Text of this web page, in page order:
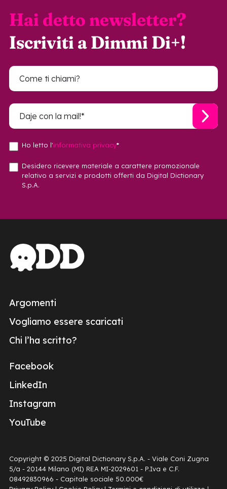
Hai detto newsletter?
Iscriviti a Dimmi Di+!
Ho letto l'informativa privacy*
Desidero ricevere materiale a carattere promozionale
relativo a servizi e prodotti offerti da Digital Dictionary
S.p.A.
Argomenti
Vogliamo essere scaricati
Chi l’ha scritto?
Facebook
LinkedIn
Instagram
YouTube
Copyright © 2025 Digital Dictionary S.p.A. - Viale Coni Zugna
5/a - 20144 Milano (MI) REA MI-2029601 - P.Iva e C.F.
08492830966 - Capitale sociale 50.000€